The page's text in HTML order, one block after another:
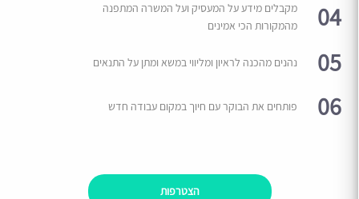
04
מקבלים מידע על המעסיק ועל המשרה המתפנה
מהמקורות הכי אמינים
05 נהנים מהכנה לראיון ומליווי במשא ומתן על התנאים
06 פותחים את הבוקר עם חיוך במקום עבודה חדש
הצטרפות